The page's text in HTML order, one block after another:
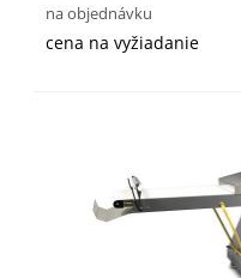
na objednávku
cena na vyžiadanie